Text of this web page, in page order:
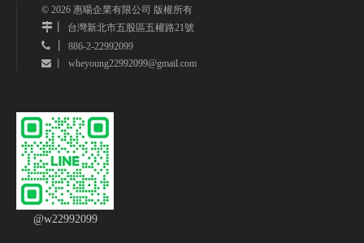
© 2026 惠暘企業有限公司 版權所有
丨 台灣新北市五股區五權路21號
 丨 886-2-22992099
 丨 wheyoung22992099@gmail.com
@w22992099